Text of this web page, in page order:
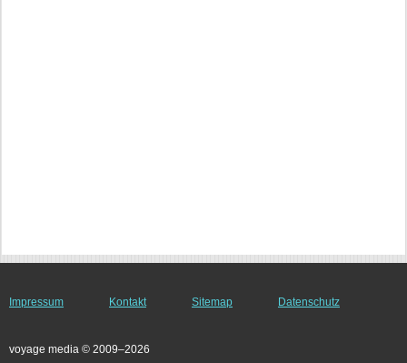
Impressum Kontakt Sitemap Datenschutz
voyage media © 2009–2026